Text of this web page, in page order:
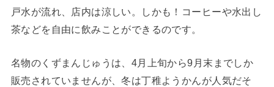
戸水が流れ、店内は涼しい。しかも！コーヒーや水出し
茶などを自由に飲みことができるのです。
名物のくずまんじゅうは、4月上旬から9月末までしか
販売されていませんが、冬は丁稚ようかんが人気だそ